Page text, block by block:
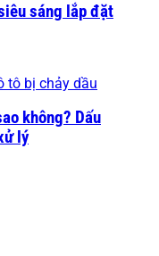
sáng lắp đặt
không? Dấu
lý